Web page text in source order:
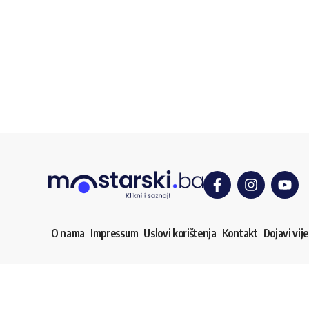
O nama Impressum Uslovi korištenja Kontakt Dojavi